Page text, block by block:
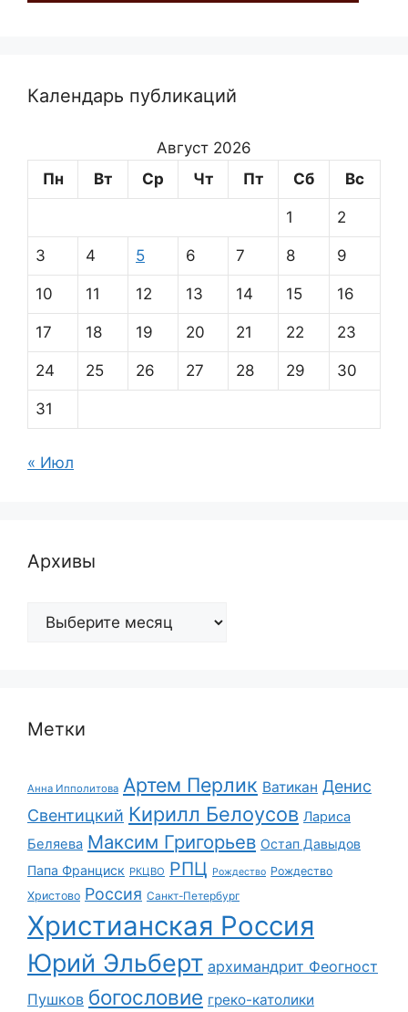
Календарь публикаций
Август 2026
Пн
Вт Ср Чт Пт Сб Вс
1 2
3 4 5 6 7 8 9
10 11 12 13 14 15 16
17 18 19 20 21 22 23
24 25 26 27 28 29 30
31
« Июл
Архивы
Архивы
Метки
Анна Ипполитова Артем Перлик Ватикан Денис
Свентицкий Кирилл Белоусов Лариса
Беляева Максим Григорьев Остап Давыдов
Папа Франциск РКЦВО РПЦ Рождество Рождество
Христово Россия Санкт-Петербург
Христианская Россия
Юрий Эльберт архимандрит Феогност
Пушков богословие греко-католики